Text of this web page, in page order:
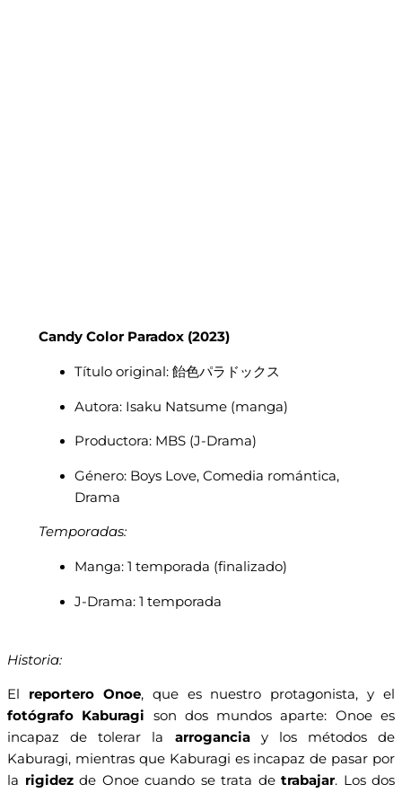
Candy Color Paradox (2023)
Título original: 飴色パラドックス
Autora: Isaku Natsume (manga)
Productora: MBS (J-Drama)
Género: Boys Love, Comedia romántica,
Drama
Temporadas:
Manga: 1 temporada (finalizado)
J-Drama: 1 temporada
Historia:
El reportero Onoe, que es nuestro protagonista, y el
fotógrafo Kaburagi son dos mundos aparte: Onoe es
incapaz de tolerar la arrogancia y los métodos de
Kaburagi, mientras que Kaburagi es incapaz de pasar por
la rigidez de Onoe cuando se trata de trabajar. Los dos